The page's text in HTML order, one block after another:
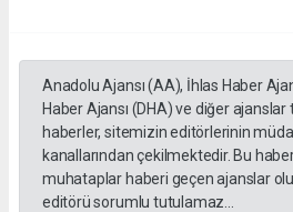
Anadolu Ajansı (AA), İhlas Haber
Haber Ajansı (DHA) ve diğer
haberler, sitemizin editörlerinin
kanallarından çekilmektedir. Bu
muhataplar haberi geçen ajanslar
editörü sorumlu tutulamaz...